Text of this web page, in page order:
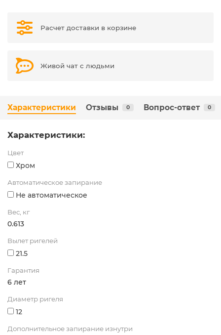
Расчет доставки в корзине
Живой чат с людьми
Характеристики Отзывы 0 Вопрос-ответ 0
Характеристики:
Цвет
Хром
Автоматическое запирание
Не автоматическое
Вес, кг
0.613
Вылет ригелей
21.5
Гарантия
6 лет
Диаметр ригеля
12
Дополнительное запирание изнутри